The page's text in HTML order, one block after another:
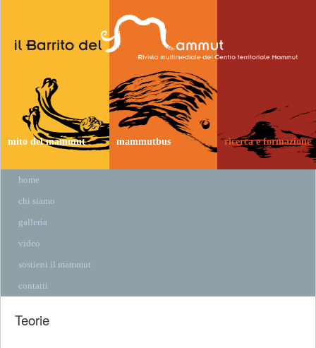
mito del mammut mammutbus ricerca e formazione
home
chi siamo
galleria
video
sostieni il mammut
contatti
Teorie